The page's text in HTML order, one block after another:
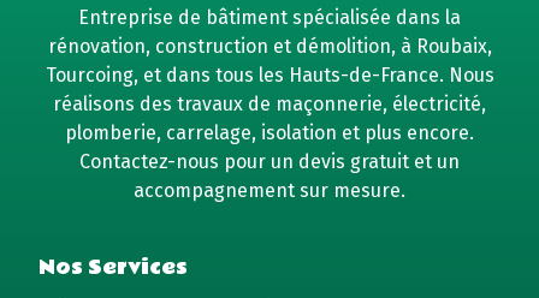
Entreprise de bâtiment spécialisée dans la
rénovation, construction et démolition, à Roubaix,
Tourcoing, et dans tous les Hauts-de-France. Nous
réalisons des travaux de maçonnerie, électricité,
plomberie, carrelage, isolation et plus encore.
Contactez-nous pour un devis gratuit et un
accompagnement sur mesure.
Nos Services